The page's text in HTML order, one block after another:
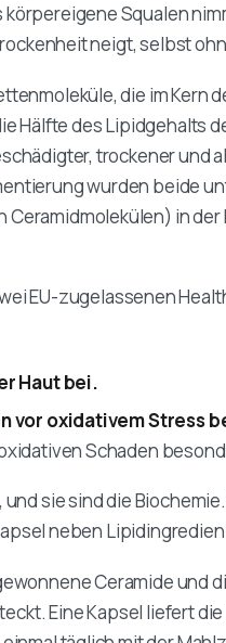
Squalen
neigt, selbst
die im Kern
Hälfte des Lipidgehalts
trockener und
wurden beide
in
EU-zugelassenen
Haut bei.
vor oxidativem Stress
Schaden
sie sind die
neben
Ceramide und
Eine Kapsel liefert